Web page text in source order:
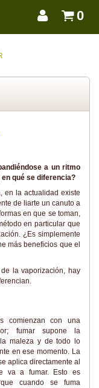
0
a un ritmo
qué se diferencia?
en la actualidad existe
de liarte un canuto a
en que se toman,
en particular que
¿Es simplemente
más beneficios que el
la vaporización, hay
comienzan con una
fumar supone la
maleza y de todo lo
en ese momento. La
aplica directamente al
va a fumar. Esto es
cuando se fuma